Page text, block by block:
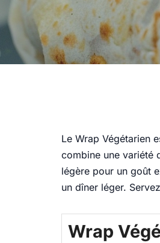
Le Wrap Végétarien
combine une variété
légère pour un goût
un dîner léger.
Wrap